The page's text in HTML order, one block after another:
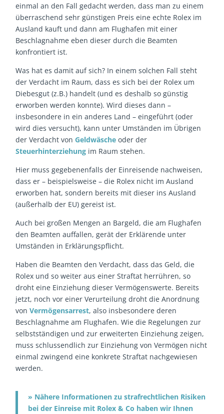
einmal an den Fall gedacht werden, dass man zu einem
überraschend sehr günstigen Preis eine echte Rolex im
Ausland kauft und dann am Flughafen mit einer
Beschlagnahme eben dieser durch die Beamten
konfrontiert ist.
Was hat es damit auf sich? In einem solchen Fall steht
der Verdacht im Raum, dass es sich bei der Rolex um
Diebesgut (z.B.) handelt (und es deshalb so günstig
erworben werden konnte). Wird dieses dann –
insbesondere in ein anderes Land – eingeführt (oder
wird dies versucht), kann unter Umständen im Übrigen
der Verdacht vonGeldwäsche oder der
Steuerhinterziehung im Raum stehen.
Hier muss gegebenenfalls der Einreisende nachweisen,
dass er – beispielsweise – die Rolex nicht im Ausland
erworben hat, sondern bereits mit dieser ins Ausland
(außerhalb der EU) gereist ist.
Auch bei großen Mengen an Bargeld, die am Flughafen
den Beamten auffallen, gerät der Erklärende unter
Umständen in Erklärungspflicht.
Haben die Beamten den Verdacht, dass das Geld, die
Rolex und so weiter aus einer Straftat herrühren, so
droht eine Einziehung dieser Vermögenswerte. Bereits
jetzt, noch vor einer Verurteilung droht die Anordnung
vonVermögensarrest, also insbesondere deren
Beschlagnahme am Flughafen. Wie die Regelungen zur
selbstständigen und zur erweiterten Einziehung zeigen,
muss schlussendlich zur Einziehung von Vermögen nicht
einmal zwingend eine konkrete Straftat nachgewiesen
werden.
» Nähere Informationen zu strafrechtlichen Risiken
bei der Einreise mit Rolex & Co haben wir Ihnen